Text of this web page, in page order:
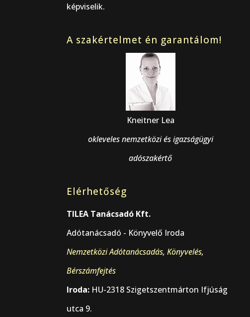
képviselik.
A szakértelmet én garantálom!
Kneitner Lea
okleveles nemzetközi és igazságügyi
adószakértő
Elérhetőség
TILEA Tanácsadó Kft.
Adótanácsadó - Könyvelő Iroda
Nemzetközi Adótanácsadás,Könyvelés,
Bérszámfejtés
Iroda: HU-2318 Szigetszentmárton Ifjúság
utca 9.